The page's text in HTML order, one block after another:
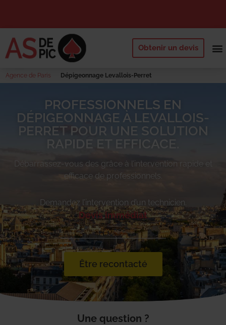
Obtenir un devis
Agence de Paris Dépigeonnage Levallois-Perret
PROFESSIONNELS EN
DÉPIGEONNAGE À LEVALLOIS-
PERRET POUR UNE SOLUTION
RAPIDE ET EFFICACE.
Débarrassez-vous des grâce à l’intervention rapide et
efficace de professionnels.
Demandez l’intervention d’un technicien.
Devis immédiat
Être recontacté
Une question ?